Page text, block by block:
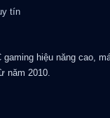
tín
hiệu năng cao,
năm 2010.